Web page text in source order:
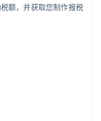
额，并获取您制作报税